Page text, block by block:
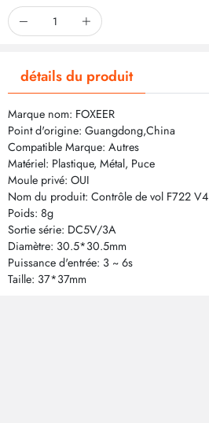
détails du produit
Marque nom: FOXEER
Point d'origine: Guangdong,China
Compatible Marque: Autres
Matériel: Plastique, Métal, Puce
Moule privé: OUI
Nom du produit: Contrôle de vol F722 V4
Poids: 8g
Sortie série: DC5V/3A
Diamètre: 30.5*30.5mm
Puissance d'entrée: 3 ~ 6s
Taille: 37*37mm